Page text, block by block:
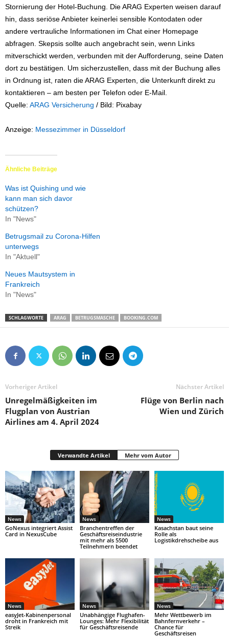
Stornierung der Hotel-Buchung. Die ARAG Experten weisen darauf
hin, dass seriöse Anbieter keinerlei sensible Kontodaten oder
andere vertrauliche Informationen im Chat einer Homepage
abfragen. Skepsis sollte auch angebracht sein, wenn Links
mitverschickt werden, verbunden mit der Aufforderung, seine Daten
dort zu bestätigen. Um sicherzustellen, dass mit der Buchung alles
in Ordnung ist, raten die ARAG Experten, die Unterkunft direkt zu
kontaktieren – am besten per Telefon oder E-Mail.
Quelle: ARAG Versicherung / Bild: Pixabay
Anzeige: Messezimmer in Düsseldorf
Ähnliche Beiträge
Was ist Quishing und wie
kann man sich davor
schützen?
In "News"
Betrugsmail zu Corona-Hilfen
unterwegs
In "Aktuell"
Neues Mautsystem in
Frankreich
In "News"
SCHLAGWORTE ARAG BETRUGSMASCHE BOOKING.COM
Vorheriger Artikel
Unregelmäßig­keiten im
Flugplan von Austrian
Airlines am 4. April 2024
Nächster Artikel
Flüge von Berlin nach
Wien und Zürich
Verwandte Artikel Mehr vom Autor
News
GoNexus integriert Assist
Card in NexusCube
News
Branchentreffen der
Geschäftsreiseindustrie
mit mehr als 5500
Teilnehmern beendet
News
Kasachstan baut seine
Rolle als
Logistikdrehscheibe aus
News
easyJet-Kabinenpersonal
droht in Frankreich mit
Streik
News
Unabhängige Flughafen-
Lounges: Mehr Flexibilität
für Geschäftsreisende
News
Mehr Wettbewerb im
Bahnfernverkehr –
Chance für
Geschäftsreisen